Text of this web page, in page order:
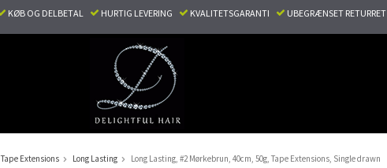
KØB OG DELBETAL HURTIG LEVERING KVALITETSGARANTI UBEGRÆNSET RETURRET
Tape Extensions Long Lasting Long Lasting, #2 Mørkebrun, 40cm, 50g, Tape Extensions, Single drawn